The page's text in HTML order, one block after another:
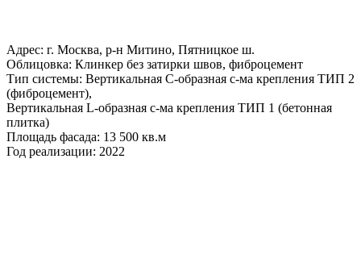
Адрес: г. Москва, р-н Митино, Пятницкое ш.
Облицовка: Клинкер без затирки швов, фиброцемент
Тип системы: Вертикальная С-образная с-ма крепления ТИП 2
(фиброцемент),
Вертикальная L-образная с-ма крепления ТИП 1 (бетонная
плитка)
Площадь фасада: 13 500 кв.м
Год реализации: 2022